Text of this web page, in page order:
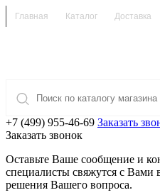
Главная Каталог Доставка
+7 (499) 955-46-69 Заказать
Заказать звонок
Оставьте Ваше сообщение и
специалисты свяжутся с Вами
решения Вашего вопроса.